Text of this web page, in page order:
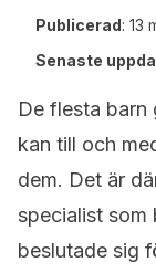
Publicerad: 13
Senaste
De flesta barn
kan till och
dem. Det är
specialist som
beslutade sig